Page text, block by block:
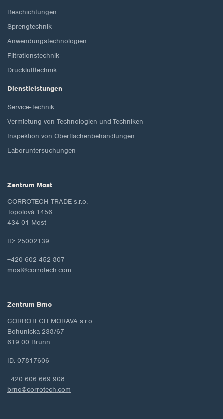
Beschichtungen
Sprengtechnik
Anwendungstechnologien
Filtrationstechnik
Drucklufttechnik
Dienstleistungen
Service-Technik
Vermietung von Technologien und Techniken
Inspektion von Oberflächenbehandlungen
Laboruntersuchungen
Zentrum Most
CORROTECH TRADE s.r.o.
Topolová 1456
434 01 Most
ID: 25002139
+420 602 452 807
most@corrotech.com
Zentrum Brno
CORROTECH MORAVA s.r.o.
Bohunicka 238/67
619 00 Brünn
ID: 07817606
+420 606 669 908
brno@corrotech.com